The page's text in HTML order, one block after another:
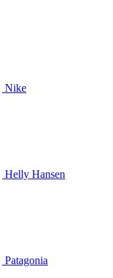
Nike
Helly Hansen
Patagonia